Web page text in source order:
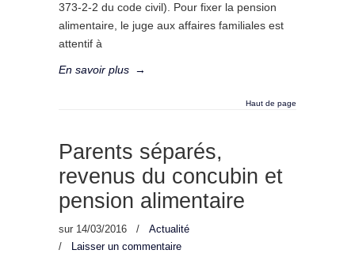
373-2-2 du code civil). Pour fixer la pension
alimentaire, le juge aux affaires familiales est
attentif à
En savoir plus →
Haut de page
Parents séparés,
revenus du concubin et
pension alimentaire
sur 14/03/2016 /
Actualité
/
Laisser un commentaire